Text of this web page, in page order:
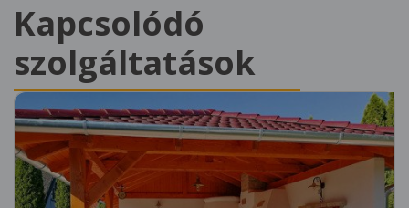
Kapcsolódó
szolgáltatások